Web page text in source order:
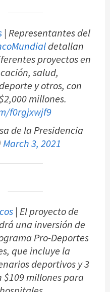
| Representantes del
detallan
proyectos en
salud,
y otros, con
millones.
f0rgjxwjf9
de la Presidencia
March 3, 2021
| El proyecto de
una inversión de
Pro-Deportes
que incluye la
deportivos y 3
$109 millones para